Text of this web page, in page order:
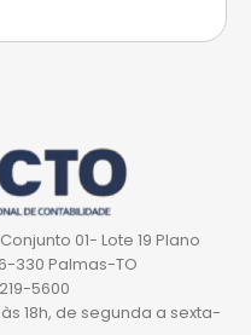
01- Lote 19 Plano
330 Palmas-TO
5600
18h, de segunda a sexta-